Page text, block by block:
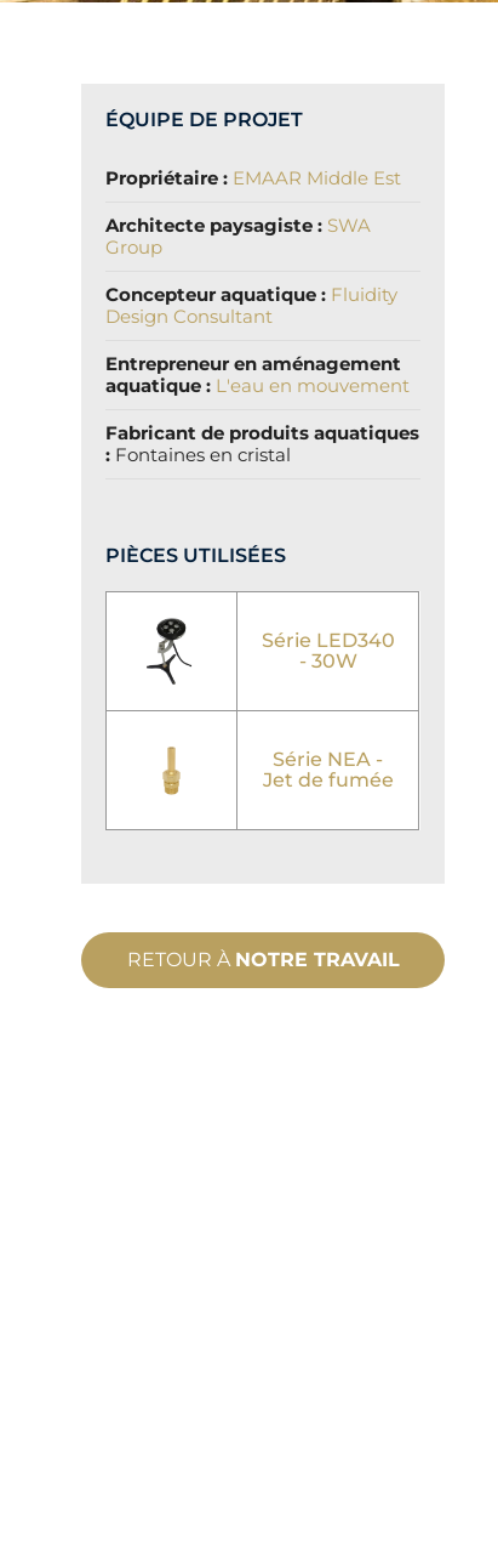
ÉQUIPE DE PROJET
Propriétaire : EMAAR Middle Est
Architecte paysagiste : SWA
Group
Concepteur aquatique : Fluidity
Design Consultant
Entrepreneur en aménagement
aquatique : L'eau en mouvement
Fabricant de produits aquatiques
: Fontaines en cristal
PIÈCES UTILISÉES
Série LED340
- 30W
Série NEA -
Jet de fumée
RETOUR À NOTRE TRAVAIL